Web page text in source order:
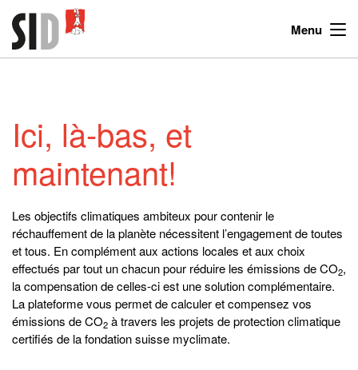
Menu
Ici, là-bas, et
maintenant!
Les objectifs climatiques ambiteux pour contenir le
réchauffement de la planète nécessitent l’engagement de toutes
et tous. En complément aux actions locales et aux choix
effectués par tout un chacun pour réduire les émissions de CO2,
la compensation de celles-ci est une solution complémentaire.
La plateforme vous permet de calculer et compensez vos
émissions de CO2 à travers les projets de protection climatique
certifiés de la fondation suisse myclimate.